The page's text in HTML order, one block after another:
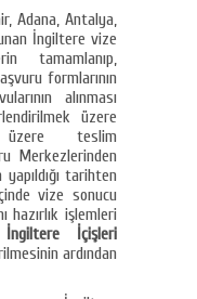
Adana, Antalya,
İngiltere vize
tamamlanıp,
formlarının
alınması
üzere
üzere teslim
Merkezlerinden
tarihten
vize sonucu
hazırlık işlemleri
İngiltere İçişleri
ardından